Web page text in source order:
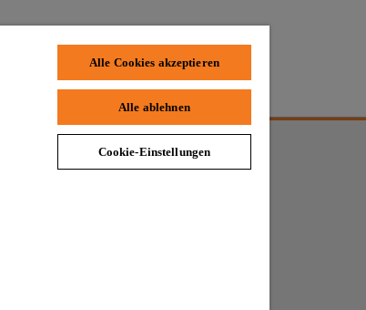
Alle Cookies akzeptieren
Alle ablehnen
Cookie-Einstellungen